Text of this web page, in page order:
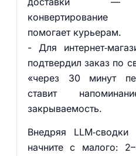
конвертирование
помогает курьерам.
- Для
подтвердил заказ по
«через 30 минут
ставит
закрываемость.
Внедряя
начните с малого: